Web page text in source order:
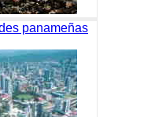
panameñas